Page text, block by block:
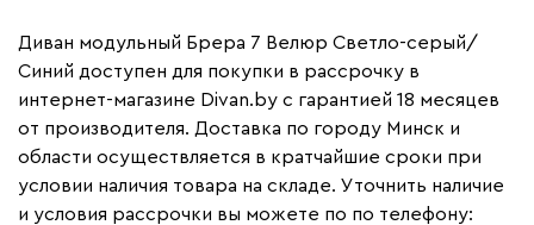
Диван модульный Брера 7 Велюр Светло-серый/
Синий доступен для покупки в рассрочку в
интернет-магазине Divan.by с гарантией 18 месяцев
от производителя. Доставка по городу Минск и
области осуществляется в кратчайшие сроки при
условии наличия товара на складе. Уточнить наличие
и условия рассрочки вы можете по по телефону: